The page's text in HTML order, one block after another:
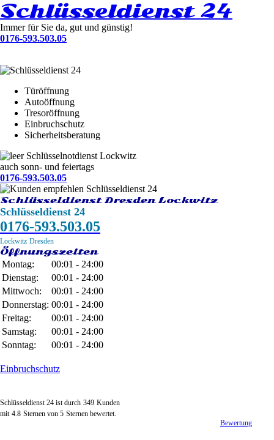
Schlüsseldienst 24
Immer für Sie da, gut und günstig!
0176-593.503.05
Türöffnung
Autoöffnung
Tresoröffnung
Einbruchschutz
Sicherheitsberatung
Schlüsselnotdienst Lockwitz
auch sonn- und feiertags
0176-593.503.05
Schlüsseldienst Dresden Lockwitz
Schlüsseldienst 24
0176-593.503.05
Lockwitz Dresden
Öffnungszeiten
Montag:
00:01 - 24:00
Dienstag:
00:01 - 24:00
Mittwoch:
00:01 - 24:00
Donnerstag: 00:01 - 24:00
Freitag:
00:01 - 24:00
Samstag:
00:01 - 24:00
Sonntag:
00:01 - 24:00
Einbruchschutz
Schlüsseldienst 24 ist durch 349 Kunden
mit 4.8 Sternen von 5 Sternen bewertet.
Bewertung